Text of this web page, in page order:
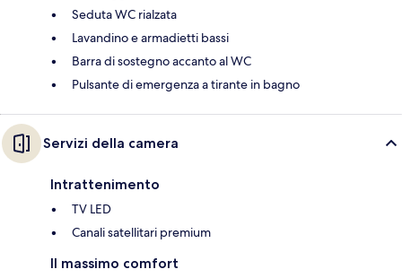
Seduta WC rialzata
Lavandino e armadietti bassi
Barra di sostegno accanto al WC
Pulsante di emergenza a tirante in bagno
Servizi della camera
Intrattenimento
TV LED
Canali satellitari premium
Il massimo comfort